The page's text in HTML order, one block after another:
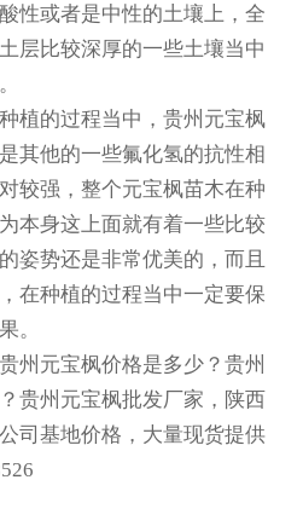
性或者是中性的土壤上，全
层比较深厚的一些土壤当中
植的过程当中，贵州元宝枫
其他的一些氟化氢的抗性相
较强，整个元宝枫苗木在种
本身这上面就有着一些比较
姿势还是非常优美的，而且
在种植的过程当中一定要保
。
州元宝枫价格是多少？贵州
贵州元宝枫批发厂家，陕西
司基地价格，大量现货提供